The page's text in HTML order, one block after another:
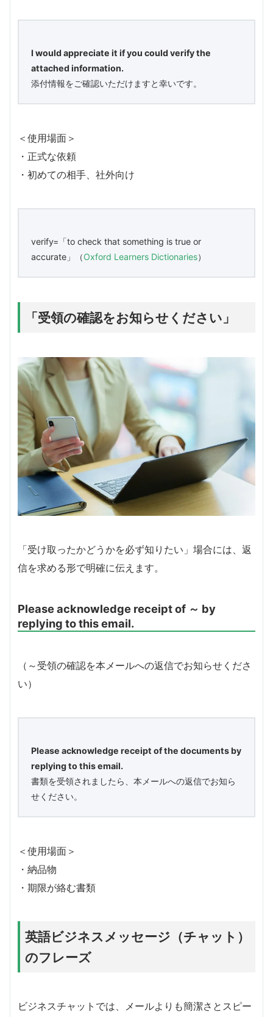
I would appreciate it if you could verify the
attached information.
添付情報をご確認いただけますと幸いです。
＜使用場面＞
・正式な依頼
・初めての相手、社外向け
verify=「to check that something is true or
accurate」（Oxford Learners Dictionaries）
「受領の確認をお知らせください」
「受け取ったかどうかを必ず知りたい」場合には、返
信を求める形で明確に伝えます。
Please acknowledge receipt of ～ by
replying to this email.
（～受領の確認を本メールへの返信でお知らせくださ
い）
Please acknowledge receipt of the documents by
replying to this email.
書類を受領されましたら、本メールへの返信でお知ら
せください。
＜使用場面＞
・納品物
・期限が絡む書類
英語ビジネスメッセージ（チャット）
のフレーズ
ビジネスチャットでは、メールよりも簡潔さとスピー